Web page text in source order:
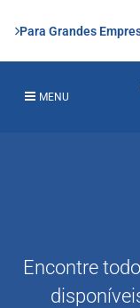
Para Grandes
MENU
Encontre